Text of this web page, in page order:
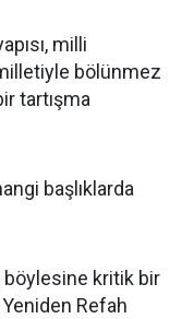
milli
bölünmez
tartışma
başlıklarda
böylesine kritik bir
Refah